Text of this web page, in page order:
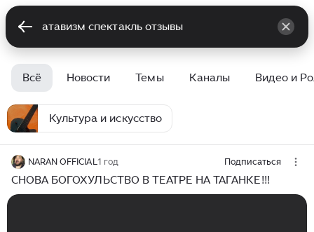
Всё Новости Темы Каналы Видео и
Культура и искусство
NARAN OFFICIAL1 год Подписаться
СНОВА БОГОХУЛЬСТВО В ТЕАТРЕ НА ТАГАНКЕ!!!